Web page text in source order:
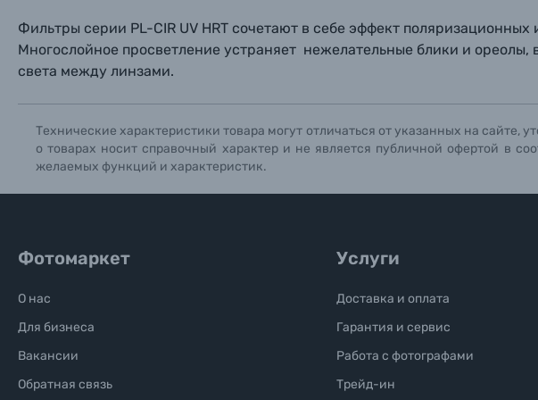
Солнцезащитные очки
Уценённые товары
Фильтры серии PL-CIR UV HRT сочетают в себе эффект поляризационных
Многослойное просветление устраняет нежелательные блики и
света между линзами.
Технические характеристики товара могут отличаться от указанных на
о товарах носит справочный характер и не является публичной офертой в
желаемых функций и характеристик.
Фотомаркет
О нас
Для бизнеса
Вакансии
Обратная связь
Услуги
Доставка и оплата
Гарантия и сервис
Работа с фотографами
Трейд-ин